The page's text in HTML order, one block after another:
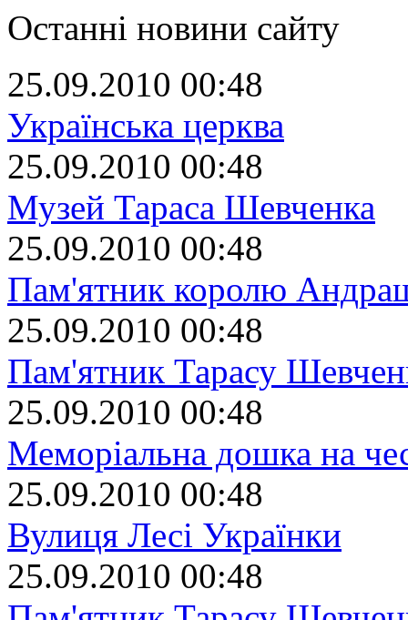
Останні новини сайту
25.09.2010 00:48
Українська церква
25.09.2010 00:48
Музей Тараса Шевченка
25.09.2010 00:48
Пам'ятник королю
25.09.2010 00:48
Пам'ятник Тарасу
25.09.2010 00:48
Меморіальна дошка на
25.09.2010 00:48
Вулиця Лесі Українки
25.09.2010 00:48